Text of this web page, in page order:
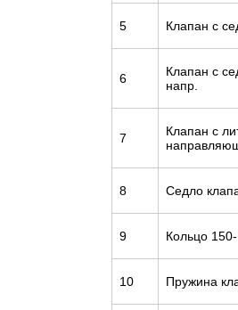
5 Клапан с
6
Клапан с
напр.
7
Клапан с
8 Седло
9 Кольцо
10 Пружина